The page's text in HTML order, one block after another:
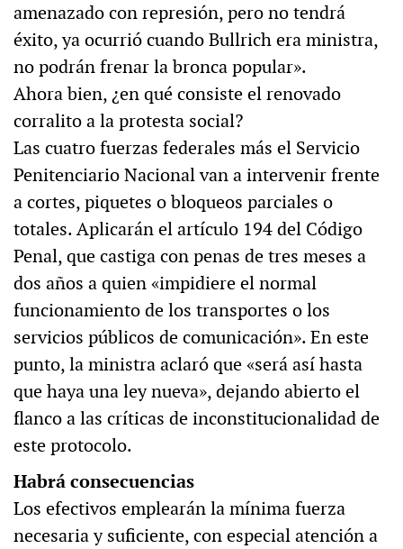
amenazado con represión, pero no tendrá
éxito, ya ocurrió cuando Bullrich era ministra,
no podrán frenar la bronca popular».
Ahora bien, ¿en qué consiste el renovado
corralito a la protesta social?
Las cuatro fuerzas federales más el Servicio
Penitenciario Nacional van a intervenir frente
a cortes, piquetes o bloqueos parciales o
totales. Aplicarán el artículo 194 del Código
Penal, que castiga con penas de tres meses a
dos años a quien «impidiere el normal
funcionamiento de los transportes o los
servicios públicos de comunicación». En este
punto, la ministra aclaró que «será así hasta
que haya una ley nueva», dejando abierto el
flanco a las críticas de inconstitucionalidad de
este protocolo.
Habrá consecuencias
Los efectivos emplearán la mínima fuerza
necesaria y suficiente, con especial atención a